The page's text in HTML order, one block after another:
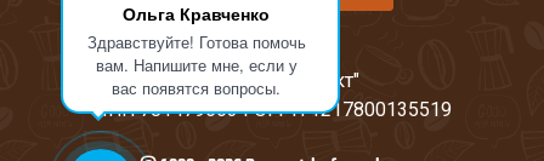
Ольга Кравченко
Здравствуйте! Готова помочь
вам. Напишите мне, если у
вас появятся вопросы.
ООО "М-Проджект"
ИНН 7814796634 ОГРН 1217800135519